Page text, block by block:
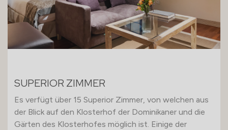
SUPERIOR ZIMMER
Es verfügt über 15 Superior Zimmer, von welchen aus
der Blick auf den Klosterhof der Dominikaner und die
Gärten des Klosterhofes möglich ist. Einige der